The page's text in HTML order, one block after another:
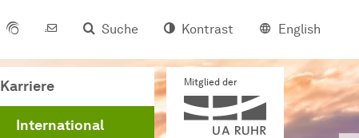
Suche Kontrast English
Karriere
International
Mitglied der